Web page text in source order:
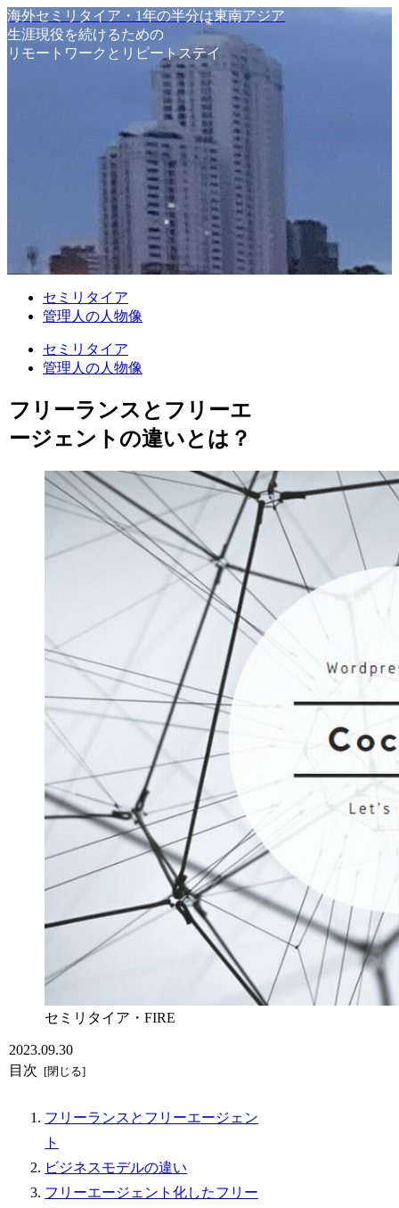
海外セミリタイア・1年の半分は東南アジア
生涯現役を続けるための
リモートワークとリピートステイ
セミリタイア
管理人の人物像
セミリタイア
管理人の人物像
フリーランスとフリーエ
ージェントの違いとは？
セミリタイア・FIRE
2023.09.30
目次
フリーランスとフリーエージェン
ト
ビジネスモデルの違い
フリーエージェント化したフリー